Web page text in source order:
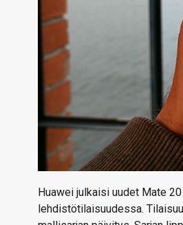
Huawei julkaisi uudet Mate
lehdistötilaisuudessa.